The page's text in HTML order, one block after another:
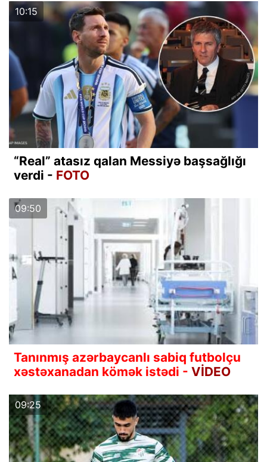
10:15
“Real” atasız qalan Messiyə başsağlığı
verdi - FOTO
09:50
Tanınmış azərbaycanlı sabiq futbolçu
xəstəxanadan kömək istədi - VİDEO
09:25